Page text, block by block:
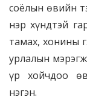
соёлын өвийн
нэр хүндтэй
тамах, хонины
урлалын
үр хойчдоо
нэгэн.